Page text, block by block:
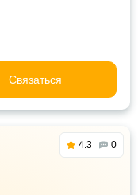
Связаться
4.3 0